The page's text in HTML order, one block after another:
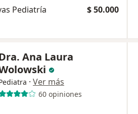
Pediatría $ 50.000
Ana Laura
· Ver más
60 opiniones